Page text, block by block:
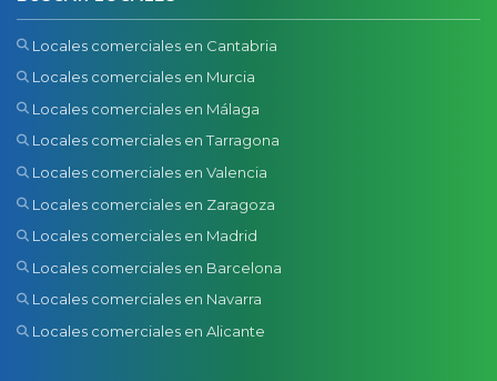
Locales comerciales en Cantabria
Locales comerciales en Murcia
Locales comerciales en Málaga
Locales comerciales en Tarragona
Locales comerciales en Valencia
Locales comerciales en Zaragoza
Locales comerciales en Madrid
Locales comerciales en Barcelona
Locales comerciales en Navarra
Locales comerciales en Alicante